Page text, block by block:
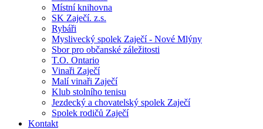
Místní knihovna
SK Zaječí. z.s.
Rybáři
Myslivecký spolek Zaječí - Nové Mlýny
Sbor pro občanské záležitosti
T.O. Ontario
Vinaři Zaječí
Malí vinaři Zaječí
Klub stolního tenisu
Jezdecký a chovatelský spolek Zaječí
Spolek rodičů Zaječí
Kontakt